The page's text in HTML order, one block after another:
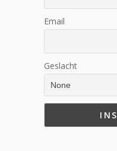
Email
Geslacht